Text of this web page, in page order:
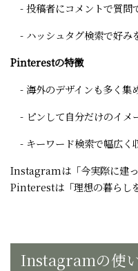
- 投稿者にコメントで質問
- ハッシュタグ検索で好み
Pinterestの特徴
- 海外のデザインも多く集
- ピンして自分だけのイメ
- キーワード検索で幅広く
Instagramは「今実際に建っ
Pinterestは「理想の暮らし
Instagramの使